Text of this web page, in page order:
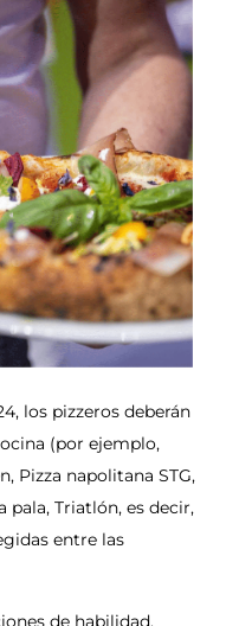
los pizzeros deberán
(por ejemplo,
Pizza napolitana STG,
pala, Triatlón, es decir,
entre las
de habilidad,